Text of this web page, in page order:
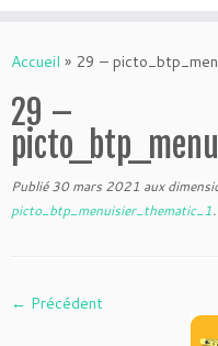
auAccueil » 29 –
29 –
Publié 30 mars 2021 aux
picto_btp_menuisier_thematic_1.
← Précédent